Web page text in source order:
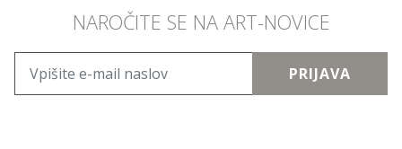
NAROČITE SE NA ART-NOVICE
PRIJAVA